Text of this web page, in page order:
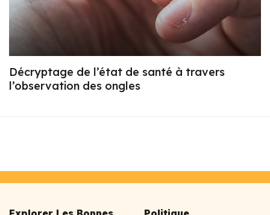
Décryptage de l’état de santé à travers
l’observation des ongles